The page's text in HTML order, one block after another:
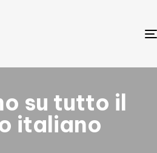
su tutto il
italiano